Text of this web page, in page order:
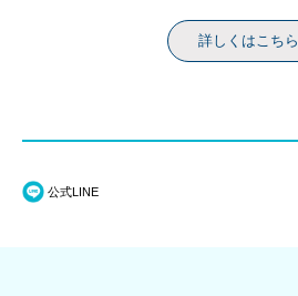
詳しくはこちら
公式LINE